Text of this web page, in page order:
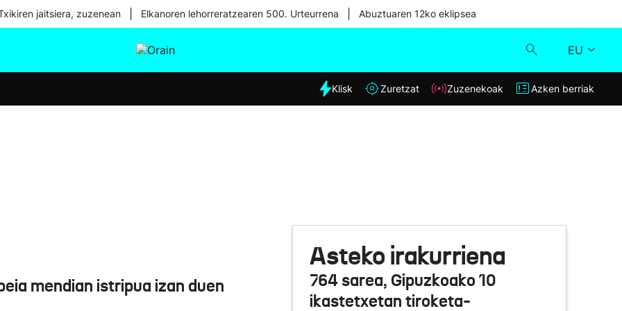
jaitsiera, zuzenean Elkanoren lehorreratzearen 500. Urteurrena Abuztuaren 12ko eklipsea
EU
Eguraldia
Klisk
Azken berriak
Klisk Zuretzat Zuzenekoak Azken berriak
mendian istripua izan duen
Asteko irakurriena
764 sarea, Gipuzkoako 10
ikastetxetan tiroketa-